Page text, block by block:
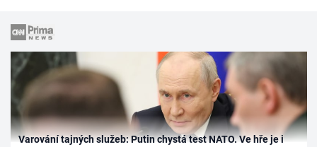
Varování tajných služeb: Putin chystá test NATO. Ve hře je i